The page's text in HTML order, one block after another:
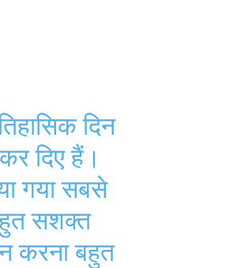
दिन
दिए हैं।
गया सबसे
सशक्त
करना बहुत